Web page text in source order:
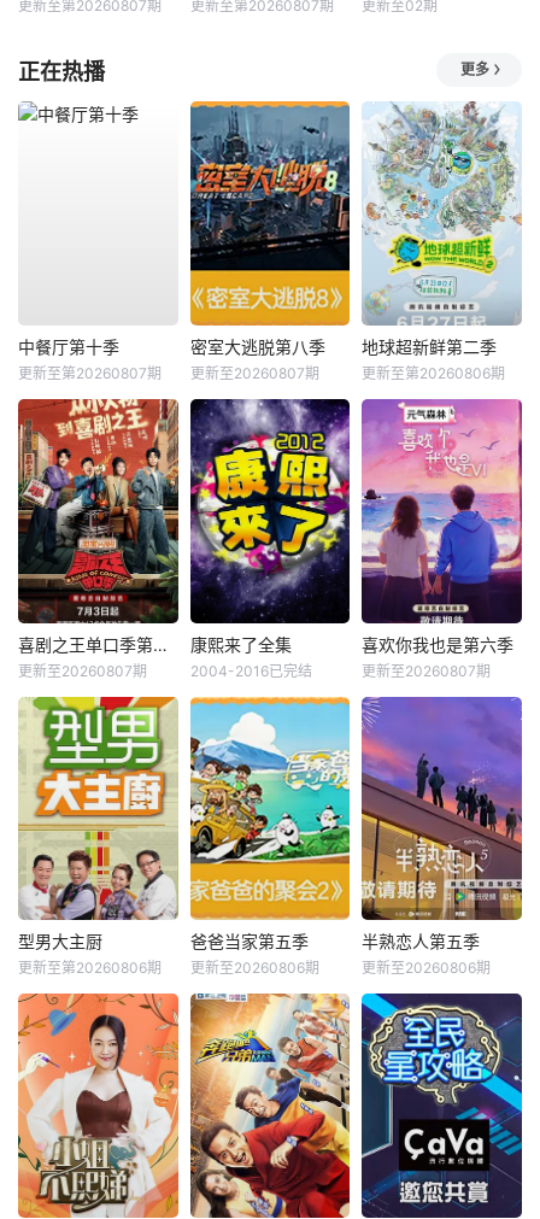
更新至第20260807期 更新至第20260807期 更新至02期
正在热播 更多
中餐厅第十季
更新至第20260807期
密室大逃脱第八季
更新至20260807期
地球超新鲜第二季
更新至第20260806期
喜剧之王单口季第三季
更新至20260807期
康熙来了全集
2004-2016已完结
喜欢你我也是第六季
更新至20260807期
型男大主厨
更新至第20260806期
爸爸当家第五季
更新至20260806期
半熟恋人第五季
更新至20260806期